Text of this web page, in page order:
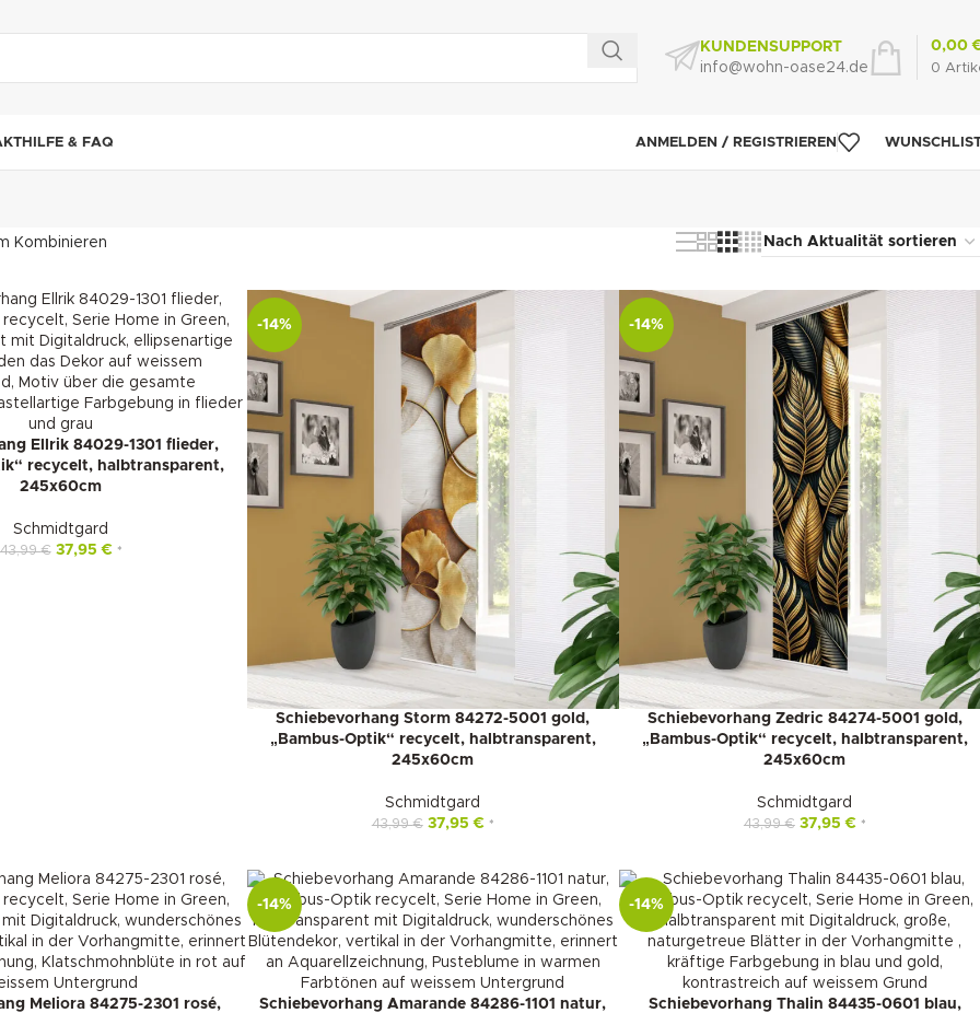
KUNDENSUPPORT
info@wohn-oase24.de
0
0,00
HILFE & FAQ ANMELDEN / REGISTRIEREN
Kombinieren
Ellrik 84029-1301 flieder,
recycelt, halbtransparent,
245x60cm
Schmidtgard
43,99€ 37,95€ *
-14%
Schiebevorhang Storm 84272-5001 gold,
„Bambus-Optik“ recycelt, halbtransparent,
245x60cm
Schmidtgard
43,99€ 37,95€ *
-14%
Schiebevorhang Zedric 84274-5001 gold,
„Bambus-Optik“ recycelt, halbtransparent,
245x60cm
Schmidtgard
43,99€ 37,95€ *
Meliora 84275-2301 rosé,
-14%
Schiebevorhang Amarande 84286-1101 natur,
-14%
Schiebevorhang Thalin 84435-0601 blau,